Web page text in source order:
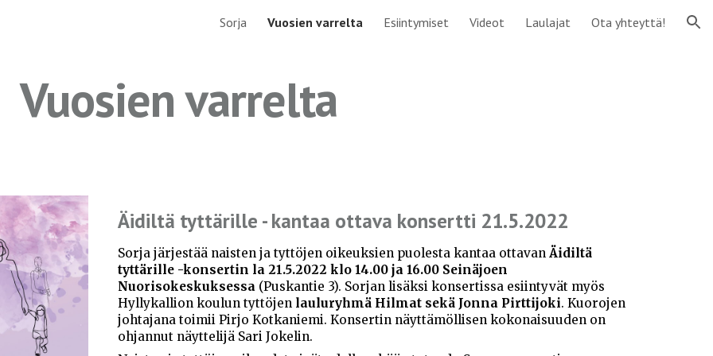
Skip to navigation
Sorja Vuosien varrelta Esiintymiset Videot Laulajat Ota yhteyttä!
Vuosien varrelta
Äidiltä tyttärille - kantaa ottava konsertti 21.5.2022
Sorja järjestää naisten ja tyttöjen oikeuksien puolesta kantaa ottavanÄidiltä
tyttärille -konsertin la 21.5.2022 klo 14.00 ja 16.00 Seinäjoen
Nuorisokeskuksessa (Puskantie 3). Sorjan lisäksi konsertissa esiintyvät myös
Hyllykallion koulun tyttöjen lauluryhmä Hilmat sekä Jonna Pirttijoki. Kuorojen
johtajana toimii Pirjo Kotkaniemi. Konsertin näyttämöllisen kokonaisuuden on
ohjannut näyttelijä Sari Jokelin.